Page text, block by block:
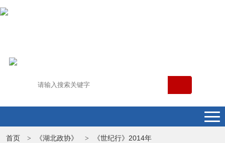
首页 > 《湖北政协》 > 《世纪行》2014年